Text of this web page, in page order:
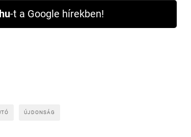
-t a Google hírekben!
ÚJDONSÁG